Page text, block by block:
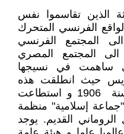
الذين تقاسموا نفس
الفرنسي المتحرك
المجتمع الفرنسي
المجتمع المصري
ساهمت في نسيجها
حيث انطلقت هذه
الانوية على شكل احتجاجات سنة 1906 و استطاعت
"جماعة إسلامية" منظمة
القديم. يوجد